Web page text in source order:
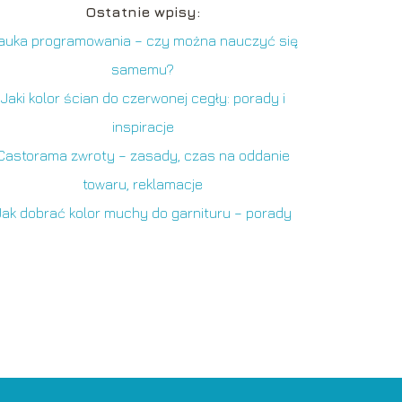
Ostatnie wpisy:
programowania – czy można nauczyć się
samemu?
Jaki kolor ścian do czerwonej cegły: porady i
inspiracje
zwroty – zasady, czas na oddanie
towaru, reklamacje
dobrać kolor muchy do garnituru – porady